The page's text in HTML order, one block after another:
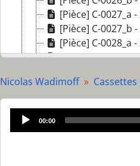
[Pièce] C-0027_a
[Pièce] C-0027_b
[Pièce] C-0028_a -
[Pièce] C-0028_b
[Pièce] C-0024_b
[Dossier] D001 -
[Série] S02 -
[Série] S04 -
[Pièce]
Nicolas Wadimoff
00:00